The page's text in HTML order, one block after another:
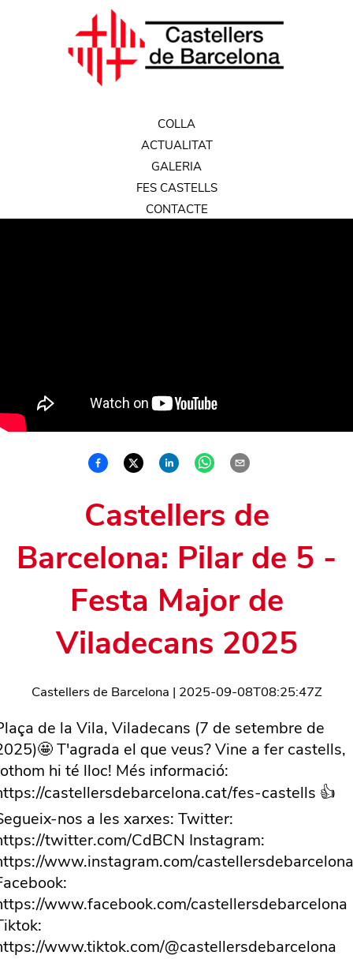
COLLA
ACTUALITAT
GALERIA
FES CASTELLS
CONTACTE
Castellers de
Barcelona: Pilar de 5 -
Festa Major de
Viladecans 2025
Castellers de Barcelona | 2025-09-08T08:25:47Z
de la Vila, Viladecans (7 de setembre de
T'agrada el que veus? Vine a fer castells,
hi té lloc! Més informació:
castellersdebarcelona.cat/fes-castells 👍
nos a les xarxes: Twitter:
twitter.com/CdBCN Instagram:
www.instagram.com/
www.facebook.com/castellersdebarcelona
www.tiktok.com/@castellersdebarcelona